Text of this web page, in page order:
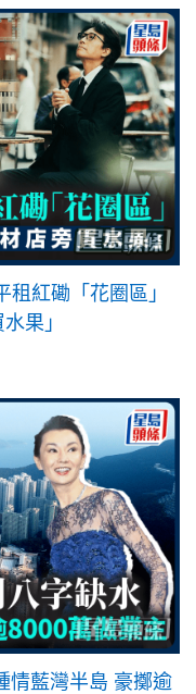
紅磡「花圈區」
果」
情藍灣半島 豪擲逾